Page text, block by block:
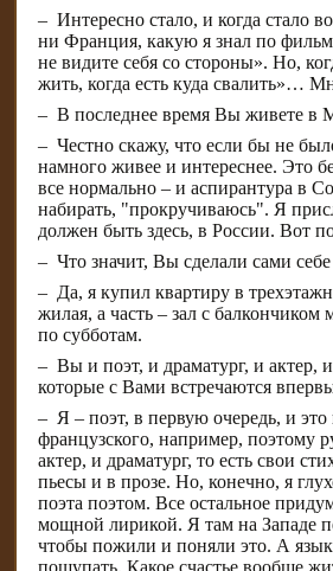
– ​ Интересно стало, и когда стало
ни Франция, какую я знал по
не видите себя со стороны». Но,
жить, когда есть куда свалить»…
– ​ В последнее время Вы живете в
– ​ Честно скажу, что если бы не
намного живее и интереснее. Это
все нормально – и аспирантура в
набирать, "прокручиваюсь". Я
должен быть здесь, в России. Вот
– ​ Что значит, Вы сделали сами
– ​ Да, я купил квартиру в
жилая, а часть – зал с
по субботам.
– ​ Вы и поэт, и драматург, и актер,
которые с Вами встречаются
– ​ Я – поэт, в первую очередь, и это
французского, например, поэтому
актер, и драматург, то есть свои
пьесы и в прозе. Но, конечно, я
поэта поэтом. Все остальное
мощной лирикой. Я там на Западе
чтобы пожили и поняли это. А
пощупать. Какое счастье вообще